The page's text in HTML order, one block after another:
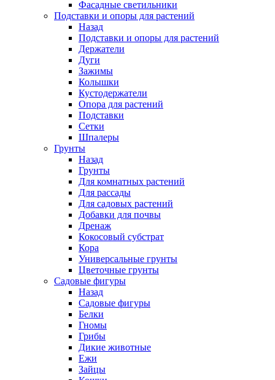
Фасадные светильники
Подставки и опоры для растений
Назад
Подставки и опоры для растений
Держатели
Дуги
Зажимы
Колышки
Кустодержатели
Опора для растений
Подставки
Сетки
Шпалеры
Грунты
Назад
Грунты
Для комнатных растений
Для рассады
Для садовых растений
Добавки для почвы
Дренаж
Кокосовый субстрат
Кора
Универсальные грунты
Цветочные грунты
Садовые фигуры
Назад
Садовые фигуры
Белки
Гномы
Грибы
Дикие животные
Ежи
Зайцы